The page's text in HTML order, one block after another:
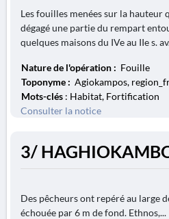
Les fouilles menées sur la
dégagé une partie du rempart
quelques maisons du IVe au IIe s. av.
Nature de l'opération : Fouille
Toponyme : Agiokampos,
Mots-clés : Habitat, Fortification
Consulter la notice
3/
Des pêcheurs ont repéré au large
échouée par 6 m de fond. Ethnos,...